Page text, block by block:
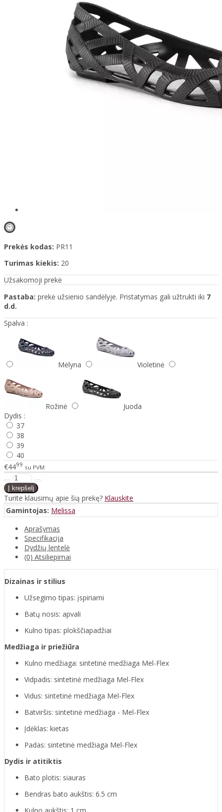
Prekės kodas: PR11
Turimas kiekis: 20
Užsakomoji prekė
Pastaba: prekė užsienio sandėlyje. Pristatymas gali užtrukti iki 7
d.d.
Spalva :
Mėlyna Violetinė
Rožinė
Juoda
Dydis :
37
38
39
40
€4499 su PVM
Turite klausimų apie šią prekę? Klauskite
Gamintojas: Melissa
Aprašymas
Specifikacija
Dydžių lentelė
(0) Atsiliepimai
Dizainas ir stilius
Užsegimo tipas: įspiriami
Batų nosis: apvali
Kulno tipas: plokščiapadžiai
Medžiaga ir priežiūra
Kulno medžiaga: sintetinė medžiaga Mel-Flex
Vidpadis: sintetinė medžiaga Mel-Flex
Vidus: sintetinė medžiaga Mel-Flex
Batviršis: sintetinė medžiaga - Mel-Flex
Įdėklas: kietas
Padas: sintetinė medžiaga Mel-Flex
Dydis ir atitiktis
Bato plotis: siauras
Bendras bato aukštis: 6.5 cm